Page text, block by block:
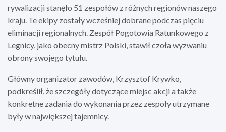
rywalizacji stanęło 51 zespołów z różnych regionów naszego
kraju. Te ekipy zostały wcześniej dobrane podczas pięciu
eliminacji regionalnych. Zespół Pogotowia Ratunkowego z
Legnicy, jako obecny mistrz Polski, stawił czoła wyzwaniu
obrony swojego tytułu.
Główny organizator zawodów, Krzysztof Krywko,
podkreślił, że szczegóły dotyczące miejsc akcji a także
konkretne zadania do wykonania przez zespoły utrzymane
były w największej tajemnicy.